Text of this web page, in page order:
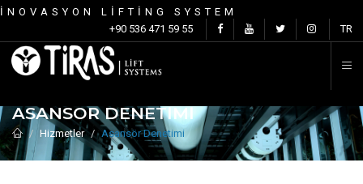
İNOVASYON LİFTİNG SYSTEM
+90 536 471 59 55
TR
ASANSÖR DENETIMI
Hizmetler Asansör Denetimi